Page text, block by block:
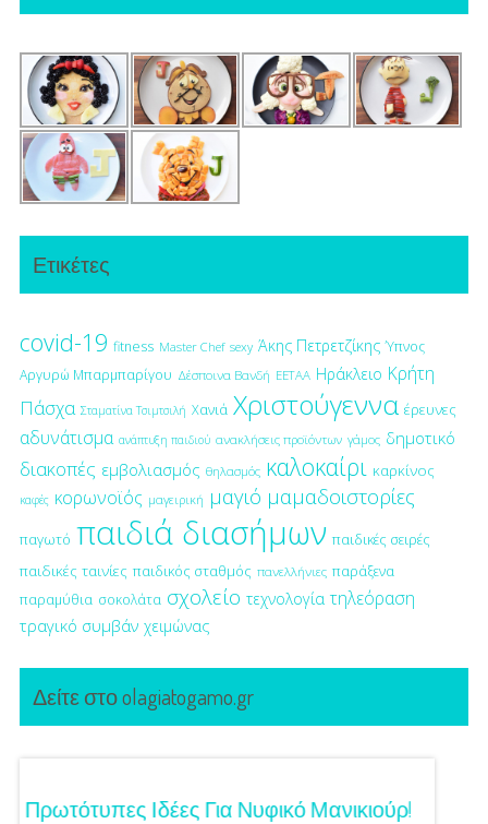
Ετικέτες
covid-19 fitness Master Chef sexy Άκης Πετρετζίκης Ύπνος
Αργυρώ Μπαρμπαρίγου Δέσποινα Βανδή ΕΕΤΑΑ Ηράκλειο Κρήτη
Πάσχα Σταματίνα Τσιμτσιλή Χανιά Χριστούγεννα έρευνες
αδυνάτισμα ανάπτυξη παιδιού ανακλήσεις προϊόντων γάμος δημοτικό
διακοπές εμβολιασμός θηλασμός καλοκαίρι καρκίνος
καφές κορωνοϊός μαγειρική μαγιό μαμαδοιστορίες
παγωτό παιδιά διασήμων παιδικές σειρές
παιδικές ταινίες παιδικός σταθμός πανελλήνιες παράξενα
παραμύθια σοκολάτα σχολείο τεχνολογία τηλεόραση
τραγικό συμβάν χειμώνας
Δείτε στο olagiatogamo.gr
Πρωτότυπες Ιδέες Για Νυφικό Μανικιούρ!